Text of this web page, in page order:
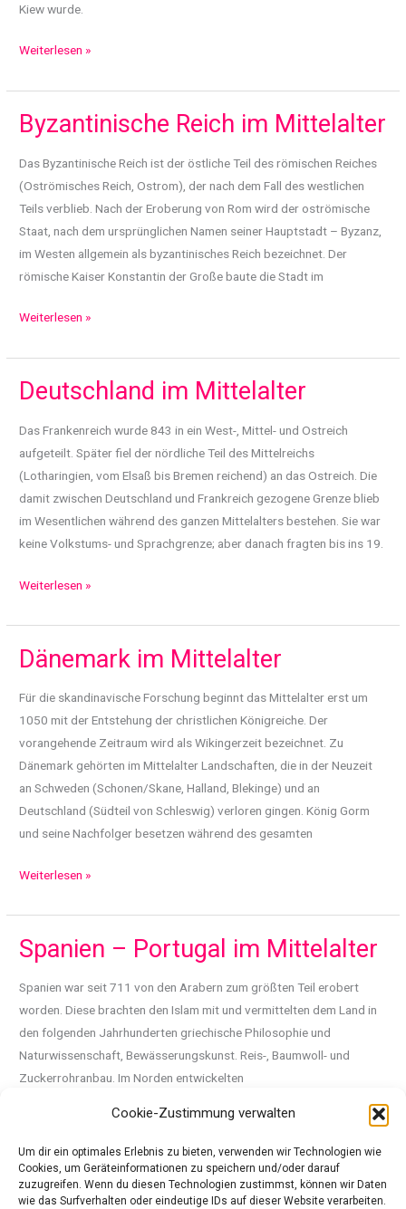
Cookie-Zustimmung verwalten
Um dir ein optimales Erlebnis zu bieten, verwenden wir Technologien wie
Cookies, um Geräteinformationen zu speichern und/oder darauf
zuzugreifen. Wenn du diesen Technologien zustimmst, können wir Daten
wie das Surfverhalten oder eindeutige IDs auf dieser Website verarbeiten.
Kiew wurde.
Kiewer
im
Mittelalter
Weiterlesen »
Byzantinische Reich im Mittelalter
Das Byzantinische Reich ist der östliche Teil des römischen Reiches
(Oströmisches Reich, Ostrom), der nach dem Fall des westlichen
Teils verblieb. Nach der Eroberung von Rom wird der oströmische
Staat, nach dem ursprünglichen Namen seiner Hauptstadt – Byzanz,
im Westen allgemein als byzantinisches Reich bezeichnet. Der
römische Kaiser Konstantin der Große baute die Stadt im
Byzantinische
im
Mittelalter
Weiterlesen »
Deutschland im Mittelalter
Das Frankenreich wurde 843 in ein West-, Mittel- und Ostreich
aufgeteilt. Später fiel der nördliche Teil des Mittelreichs
(Lotharingien, vom Elsaß bis Bremen reichend) an das Ostreich. Die
damit zwischen Deutschland und Frankreich gezogene Grenze blieb
im Wesentlichen während des ganzen Mittelalters bestehen. Sie war
keine Volkstums- und Sprachgrenze; aber danach fragten bis ins 19.
Deutschland
Mittelalter
Weiterlesen »
Dänemark im Mittelalter
Für die skandinavische Forschung beginnt das Mittelalter erst um
1050 mit der Entstehung der christlichen Königreiche. Der
vorangehende Zeitraum wird als Wikingerzeit bezeichnet. Zu
Dänemark gehörten im Mittelalter Landschaften, die in der Neuzeit
an Schweden (Schonen/Skane, Halland, Blekinge) und an
Deutschland (Südteil von Schleswig) verloren gingen. König Gorm
und seine Nachfolger besetzen während des gesamten
Dänemark
Mittelalter
Weiterlesen »
Spanien – Portugal im Mittelalter
Spanien war seit 711 von den Arabern zum größten Teil erobert
worden. Diese brachten den Islam mit und vermittelten dem Land in
den folgenden Jahrhunderten griechische Philosophie und
Naturwissenschaft, Bewässerungskunst. Reis-, Baumwoll- und
Zuckerrohranbau. Im Norden entwickelten
Portugal
im
1 2 Weiter